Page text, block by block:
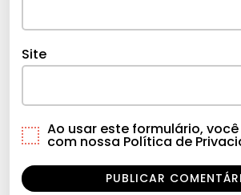
Site
Ao usar este formulário,
com nossa Política de